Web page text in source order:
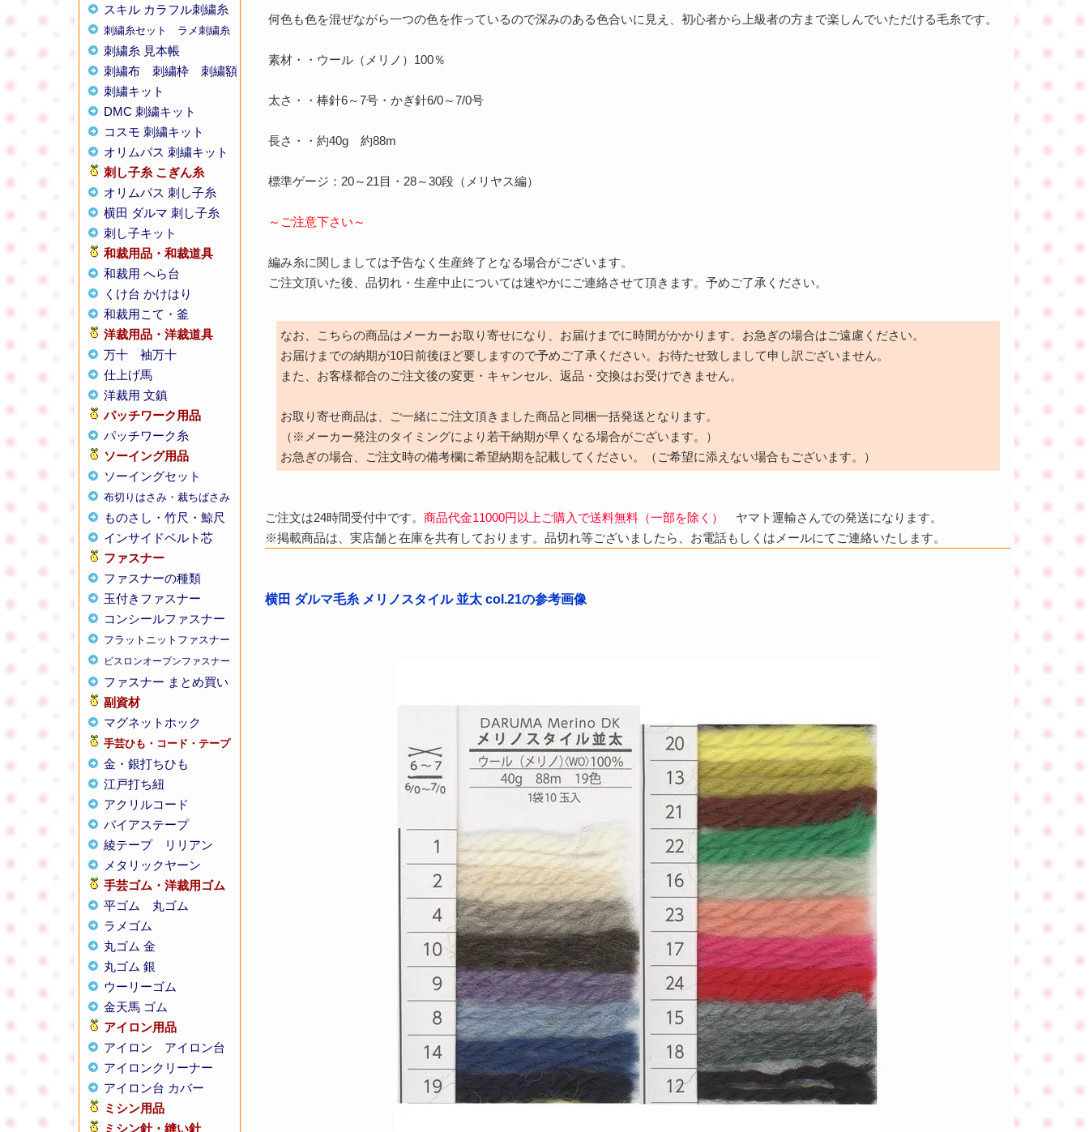
スキル カラフル刺繍糸
刺繍糸セット ラメ刺繍糸
刺繍糸 見本帳
刺繍布
刺繍枠
刺繍額
刺繍キット
DMC 刺繍キット
コスモ 刺繍キット
オリムパス 刺繍キット
刺し子糸 こぎん糸
オリムパス 刺し子糸
横田 ダルマ 刺し子糸
刺し子キット
和裁用品・和裁道具
和裁用 へら台
くけ台 かけはり
和裁用こて・釜
洋裁用品・洋裁道具
万十
袖万十
仕上げ馬
洋裁用 文鎮
パッチワーク用品
パッチワーク糸
ソーイング用品
ソーイングセット
布切りはさみ・裁ちばさみ
ものさし・竹尺・鯨尺
インサイドベルト芯
ファスナー
ファスナーの種類
玉付きファスナー
コンシールファスナー
フラットニットファスナー
ビスロンオープンファスナー
ファスナー まとめ買い
副資材
マグネットホック
手芸ひも・コード・テープ
金・銀打ちひも
江戸打ち紐
アクリルコード
バイアステープ
綾テープ
リリアン
メタリックヤーン
手芸ゴム・洋裁用ゴム
平ゴム
丸ゴム
ラメゴム
丸ゴム 金
丸ゴム 銀
ウーリーゴム
金天馬 ゴム
アイロン用品
アイロン
アイロン台
アイロンクリーナー
アイロン台 カバー
ミシン用品
ミシン針・縫い針
何色も色を混ぜながら一つの色を作っているので深みのある色合いに見え、初心者から上級者の方まで楽しんでいただける毛糸です。
素材・・ウール（メリノ）100％
太さ・・棒針6～7号・かぎ針6/0～7/0号
長さ・・約40g 約88m
標準ゲージ：20～21目・28～30段（メリヤス編）
～ご注意下さい～
編み糸に関しましては予告なく生産終了となる場合がございます。
ご注文頂いた後、品切れ・生産中止については速やかにご連絡させて頂きます。予めご了承ください。
なお、こちらの商品はメーカーお取り寄せになり、お届けまでに時間がかかります。お急ぎの場合はご遠慮ください。
お届けまでの納期が10日前後ほど要しますので予めご了承ください。お待たせ致しまして申し訳ございません。
また、お客様都合のご注文後の変更・キャンセル、返品・交換はお受けできません。
お取り寄せ商品は、ご一緒にご注文頂きました商品と同梱一括発送となります。
（※メーカー発注のタイミングにより若干納期が早くなる場合がございます。）
お急ぎの場合、ご注文時の備考欄に希望納期を記載してください。（ご希望に添えない場合もございます。）
ご注文は24時間受付中です。 商品代金11000円以上ご購入で送料無料（一部を除く）
ヤマト運輸さんでの発送になります。
※掲載商品は、実店舗と在庫を共有しております。品切れ等ございましたら、お電話もしくはメールにてご連絡いたします。
横田 ダルマ毛糸 メリノスタイル 並太 col.21の参考画像